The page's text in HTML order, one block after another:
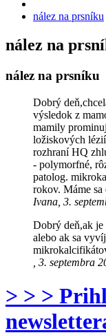
nález na prsníku
nález na
nález na prsníku
Dobrý
výsledok z
mamily
ložiskových
rozhraní HQ
- polymorfné,
patolog.
rokov. Máme
Ivana, 3.
Dobrý deň,ak
alebo ak sa
, 3. septembra
> > >